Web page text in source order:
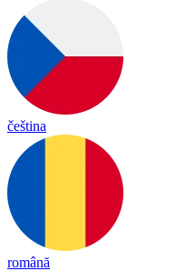
čeština
română